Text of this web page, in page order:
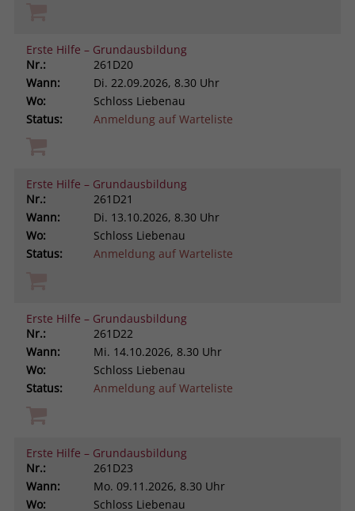
Erste Hilfe – Grundausbildung
Nr.:
261D20
Wann:
Di. 22.09.2026, 8.30 Uhr
Wo:
Schloss Liebenau
Status:
Anmeldung auf Warteliste
Erste Hilfe – Grundausbildung
Nr.:
261D21
Wann:
Di. 13.10.2026, 8.30 Uhr
Wo:
Schloss Liebenau
Status:
Anmeldung auf Warteliste
Erste Hilfe – Grundausbildung
Nr.:
261D22
Wann:
Mi. 14.10.2026, 8.30 Uhr
Wo:
Schloss Liebenau
Status:
Anmeldung auf Warteliste
Erste Hilfe – Grundausbildung
Nr.:
261D23
Wann:
Mo. 09.11.2026, 8.30 Uhr
Wo:
Schloss Liebenau